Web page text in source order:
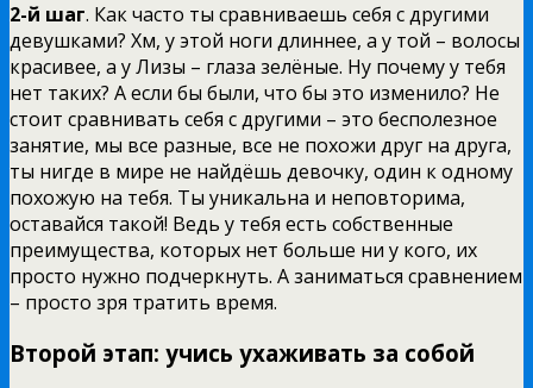
2-й шаг. Как часто ты сравниваешь себя с другими
девушками? Хм, у этой ноги длиннее, а у той – волосы
красивее, а у Лизы – глаза зелёные. Ну почему у тебя
нет таких? А если бы были, что бы это изменило? Не
стоит сравнивать себя с другими – это бесполезное
занятие, мы все разные, все не похожи друг на друга,
ты нигде в мире не найдёшь девочку, один к одному
похожую на тебя. Ты уникальна и неповторима,
оставайся такой! Ведь у тебя есть собственные
преимущества, которых нет больше ни у кого, их
просто нужно подчеркнуть. А заниматься сравнением
– просто зря тратить время.
Второй этап: учись ухаживать за собой